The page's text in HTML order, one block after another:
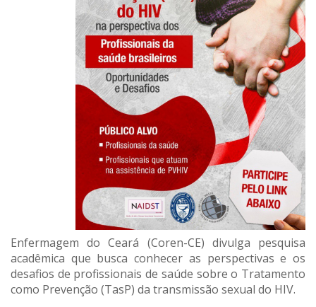
Enfermagem do Ceará (Coren-CE) divulga pesquisa
acadêmica que busca conhecer as perspectivas e os
desafios de profissionais de saúde sobre o Tratamento
como Prevenção (TasP) da transmissão sexual do HIV.